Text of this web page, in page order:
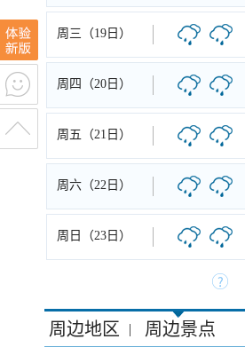
周三（19日）
周四（20日）
周五（21日）
周六（22日）
周日（23日）
周边地区 | 周边景点